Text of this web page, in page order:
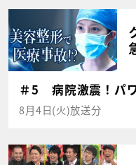
＃5 病院激震！パ
8月4日(火)放送分